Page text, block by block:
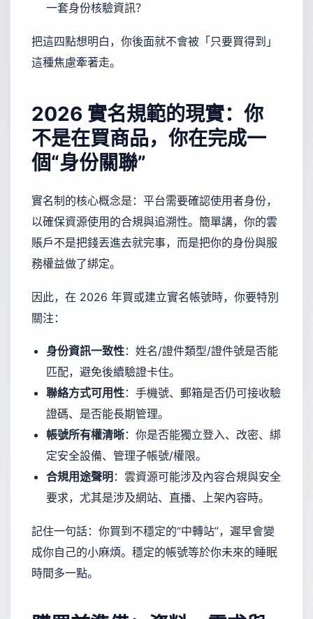
一套身份核驗資訊？
把這四點想明白，你後面就不會被「只要買得到」
這種焦慮牽著走。
2026 實名規範的現實：你
不是在買商品，你在完成一
個“身份關聯”
實名制的核心概念是：平台需要確認使用者身份，
以確保資源使用的合規與追溯性。簡單講，你的雲
賬戶不是把錢丟進去就完事，而是把你的身份與服
務權益做了綁定。
因此，在 2026 年買或建立實名帳號時，你要特別
關注：
身份資訊一致性：姓名/證件類型/證件號是否能
匹配，避免後續驗證卡住。
聯絡方式可用性：手機號、郵箱是否仍可接收驗
證碼、是否能長期管理。
帳號所有權清晰：你是否能獨立登入、改密、綁
定安全設備、管理子帳號/權限。
合規用途聲明 ：雲資源可能涉及內容合規與安全
要求，尤其是涉及網站、直播、上架內容時。
記住一句話：你買到不穩定的“中轉站”，遲早會變
成你自己的小麻煩。穩定的帳號等於你未來的睡眠
時間多一點。